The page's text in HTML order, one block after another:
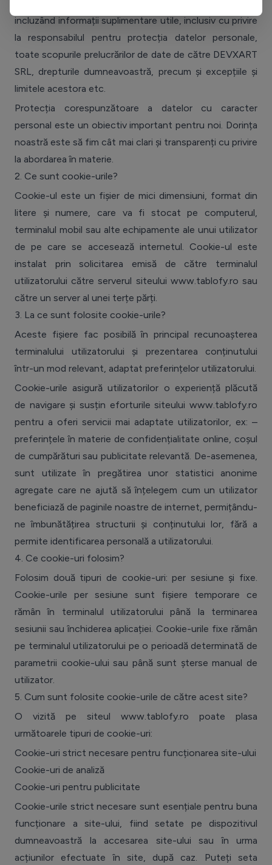
incluzând informații suplimentare utile, inclusiv cu privire
la responsabilul pentru protecția datelor personale,
toate scopurile prelucrărilor de date de către DEVXART
SRL, drepturile dumneavoastră, precum și excepțiile și
limitele acestora etc.
Protecția corespunzătoare a datelor cu caracter
personal este un obiectiv important pentru noi. Dorința
noastră este să fim cât mai clari și transparenți cu privire
la abordarea în materie.
2. Ce sunt cookie-urile?
Cookie-ul este un fișier de mici dimensiuni, format din
litere și numere, care va fi stocat pe computerul,
terminalul mobil sau alte echipamente ale unui utilizator
de pe care se accesează internetul. Cookie-ul este
instalat prin solicitarea emisă de către terminalul
utilizatorului către serverul siteului www.tablofy.ro sau
către un server al unei terțe părți.
3. La ce sunt folosite cookie-urile?
Aceste fișiere fac posibilă în principal recunoașterea
terminalului utilizatorului și prezentarea conținutului
într-un mod relevant, adaptat preferințelor utilizatorului.
Cookie-urile asigură utilizatorilor o experiență plăcută
de navigare și susțin eforturile siteului www.tablofy.ro
pentru a oferi servicii mai adaptate utilizatorilor, ex: –
preferințele în materie de confidențialitate online, coșul
de cumpărături sau publicitate relevantă. De-asemenea,
sunt utilizate în pregătirea unor statistici anonime
agregate care ne ajută să înțelegem cum un utilizator
beneficiază de paginile noastre de internet, permițându-
ne îmbunătățirea structurii și conținutului lor, fără a
permite identificarea personală a utilizatorului.
4. Ce cookie-uri folosim?
Folosim două tipuri de cookie-uri: per sesiune și fixe.
Cookie-urile per sesiune sunt fișiere temporare ce
rămân în terminalul utilizatorului până la terminarea
sesiunii sau închiderea aplicației. Cookie-urile fixe rămân
pe terminalul utilizatorului pe o perioadă determinată de
parametrii cookie-ului sau până sunt șterse manual de
utilizator.
5. Cum sunt folosite cookie-urile de către acest site?
O vizită pe siteul www.tablofy.ro poate plasa
următoarele tipuri de cookie-uri:
Cookie-uri strict necesare pentru funcționarea site-ului
Cookie-uri de analiză
Cookie-uri pentru publicitate
Cookie-urile strict necesare sunt esențiale pentru buna
funcționare a site-ului, fiind setate pe dispozitivul
dumneavoastră la accesarea site-ului sau în urma
acțiunilor efectuate în site, după caz. Puteți seta